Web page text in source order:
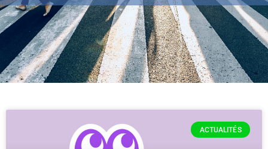
ACTUALITÉS